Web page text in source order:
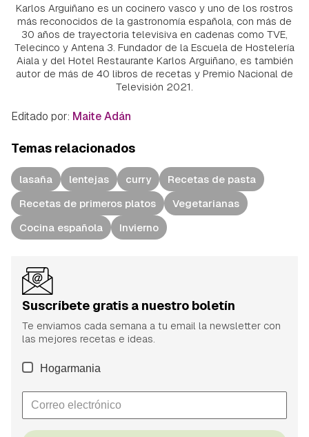
Karlos Arguiñano es un cocinero vasco y uno de los rostros
más reconocidos de la gastronomía española, con más de
30 años de trayectoria televisiva en cadenas como TVE,
Telecinco y Antena 3. Fundador de la Escuela de Hostelería
Aiala y del Hotel Restaurante Karlos Arguiñano, es también
autor de más de 40 libros de recetas y Premio Nacional de
Televisión 2021.
Editado por: Maite Adán
Temas relacionados
lasaña lentejas curry
Recetas de pasta
Recetas de primeros platos
Vegetarianas
Cocina española
Invierno
Suscríbete gratis a nuestro boletín
Te enviamos cada semana a tu email la newsletter con
las mejores recetas e ideas.
Hogarmania